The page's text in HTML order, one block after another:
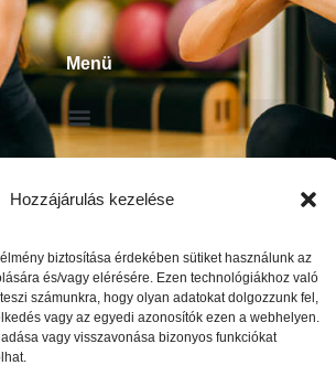
Hozzájárulás kezelése
biztosítása érdekében sütiket használunk az
és/vagy elérésére. Ezen technológiákhoz való
számunkra, hogy olyan adatokat dolgozzunk fel,
vagy az egyedi azonosítók ezen a webhelyen.
vagy visszavonása bizonyos funkciókat
Menü
Átláthatóság
Impresszum
tájékoztató